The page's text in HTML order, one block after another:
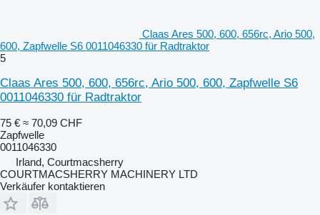
Claas Ares 500, 600, 656rc, Ario 500,
600, Zapfwelle S6 0011046330 für Radtraktor
5
Claas Ares 500, 600, 656rc, Ario 500, 600, Zapfwelle S6
0011046330 für Radtraktor
75 € ≈ 70,09 CHF
Zapfwelle
0011046330
Irland, Courtmacsherry
COURTMACSHERRY MACHINERY LTD
Verkäufer kontaktieren